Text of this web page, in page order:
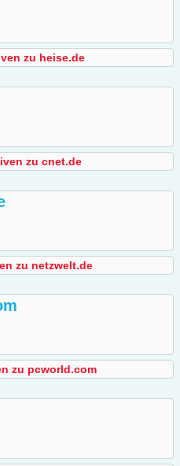
zu heise.de
zu cnet.de
zu netzwelt.de
zu pcworld.com